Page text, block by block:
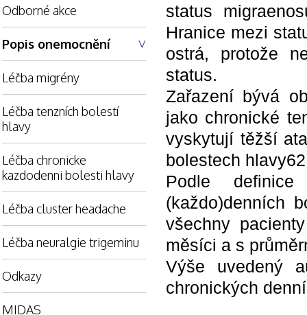
status
Hranice mezi
ostrá, protože
status.
Zařazení bývá
jako chronické
vyskytují těžší
bolestech
Podle
(každo)denních
všechny
měsíci a s
Výše uvedený
chronických
Odborné akce
Popis onemocnění
Léčba migrény
Léčba tenzních bolestí
hlavy
Léčba chronicke
kazdodenni bolesti hlavy
Léčba cluster headache
Léčba neuralgie trigeminu
Odkazy
MIDAS